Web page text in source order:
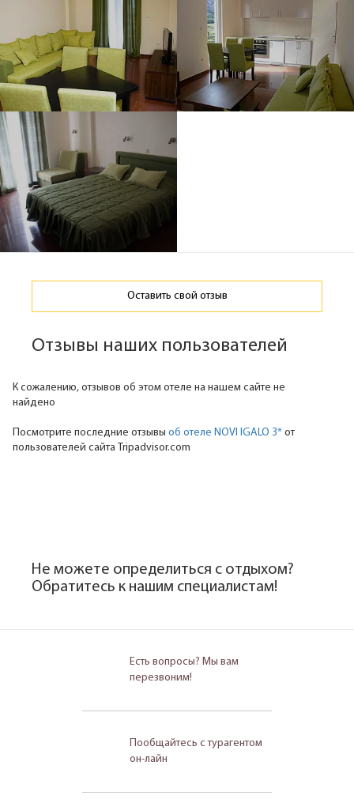
Оставить свой отзыв
Отзывы наших пользователей
К сожалению, отзывов об этом отеле на нашем сайте не
найдено
Посмотрите последние отзывы об отеле NOVI IGALO 3* от
пользователей сайта Tripadvisor.com
Не можете определиться с отдыхом?
Обратитесь к нашим специалистам!
Есть вопросы? Мы вам
перезвоним!
Пообщайтесь с турагентом
он-лайн